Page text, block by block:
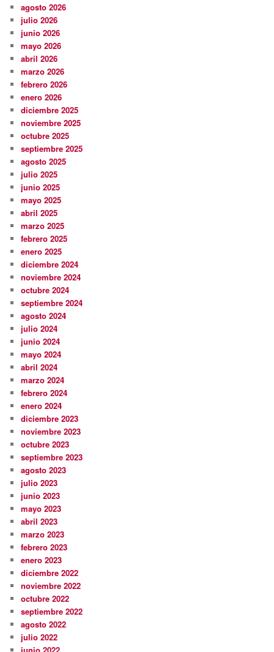
agosto 2026
julio 2026
junio 2026
mayo 2026
abril 2026
marzo 2026
febrero 2026
enero 2026
diciembre 2025
noviembre 2025
octubre 2025
septiembre 2025
agosto 2025
julio 2025
junio 2025
mayo 2025
abril 2025
marzo 2025
febrero 2025
enero 2025
diciembre 2024
noviembre 2024
octubre 2024
septiembre 2024
agosto 2024
julio 2024
junio 2024
mayo 2024
abril 2024
marzo 2024
febrero 2024
enero 2024
diciembre 2023
noviembre 2023
octubre 2023
septiembre 2023
agosto 2023
julio 2023
junio 2023
mayo 2023
abril 2023
marzo 2023
febrero 2023
enero 2023
diciembre 2022
noviembre 2022
octubre 2022
septiembre 2022
agosto 2022
julio 2022
junio 2022